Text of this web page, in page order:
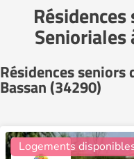
Senioriales
Résidences seniors
Bassan (34290)
Logements